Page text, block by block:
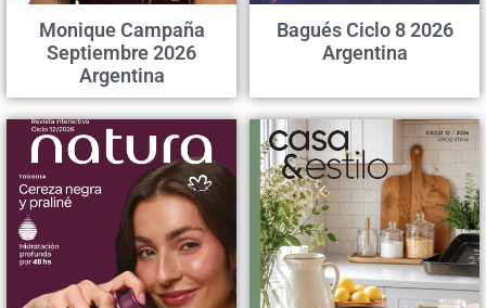
Monique Campaña
Septiembre 2026
Argentina
Bagués Ciclo 8 2026
Argentina